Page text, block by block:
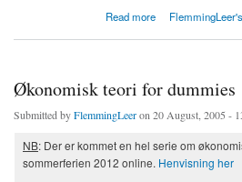
Read more
about Europarådskonventionen om forebyggelse af
Økonomisk teori for dummies
Submitted byFlemmingLeeron 20 August, 2005 -
NB: Der er kommet en hel serie om
sommerferien 2012 online. Henvisning her